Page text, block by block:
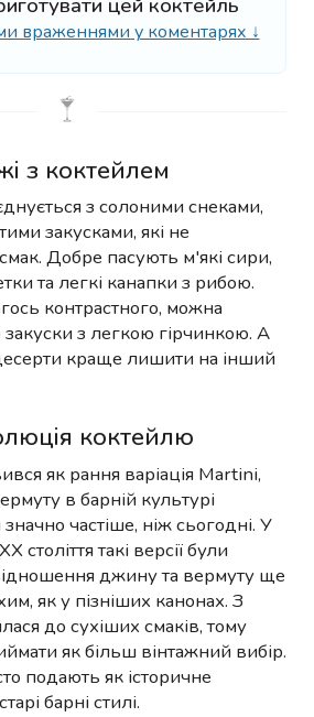
цей коктейль
враженнями у коментарях ↓
з коктейлем
з солоними снеками,
закусками, які не
Добре пасують м'які сири,
та легкі канапки з рибою.
контрастного, можна
закуски з легкою гірчинкою. А
краще лишити на інший
коктейлю
як рання варіація Martini,
в барній культурі
частіше, ніж сьогодні. У
століття такі версії були
джину та вермуту ще
як у пізніших канонах. З
до сухіших смаків, тому
як більш вінтажний вибір.
подають як історичне
барні стилі.